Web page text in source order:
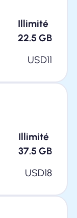
Illimité
22.5 GB
USD11
Illimité
37.5 GB
USD18